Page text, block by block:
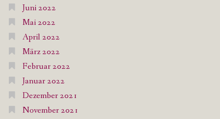
Juni 2022
Mai 2022
April 2022
März 2022
Februar 2022
Januar 2022
Dezember 2021
November 2021